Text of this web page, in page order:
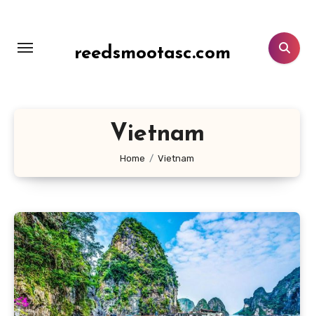
konten
reedsmootasc.com
Vietnam
Home Vietnam